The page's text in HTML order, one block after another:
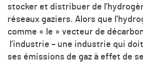
stocker et distribuer de
réseaux gaziers. Alors que
comme « le » vecteur de
l’industrie – une industrie qui
ses émissions de gaz à effet de